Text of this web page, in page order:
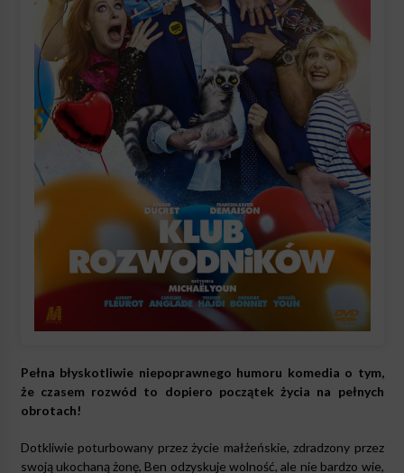
Pełna błyskotliwie niepoprawnego humoru komedia o tym,
że czasem rozwód to dopiero początek życia na pełnych
obrotach!
Dotkliwie poturbowany przez życie małżeńskie, zdradzony przez
swoją ukochaną żonę, Ben odzyskuje wolność, ale nie bardzo wie,